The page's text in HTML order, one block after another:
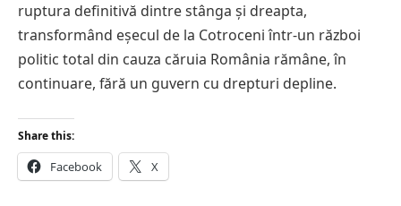
ruptura definitivă dintre stânga și dreapta,
transformând eșecul de la Cotroceni într-un război
politic total din cauza căruia România rămâne, în
continuare, fără un guvern cu drepturi depline.
Share this:
Facebook X